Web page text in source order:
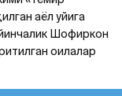
аёл уйига
Шофиркон
оилалар